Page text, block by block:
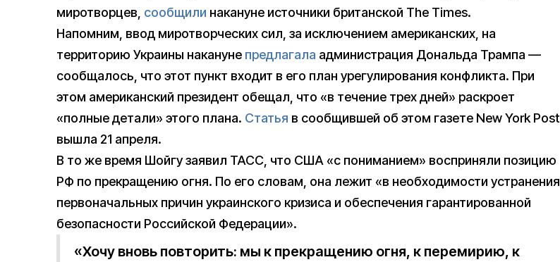
миротворцев, сообщили накануне источники британской The Times.
Напомним, ввод миротворческих сил, за исключением американских, на
территорию Украины накануне предлагала администрация Дональда Трампа —
сообщалось, что этот пункт входит в его план урегулирования конфликта. При
этом американский президент обещал, что «в течение трех дней» раскроет
«полные детали» этого плана. Статья в сообщившей об этом газете New York Post
вышла 21 апреля.
В то же время Шойгу заявил ТАСС, что США «с пониманием» восприняли позицию
РФ по прекращению огня. По его словам, она лежит «в необходимости устранения
первоначальных причин украинского кризиса и обеспечения гарантированной
безопасности Российской Федерации».
«Хочу вновь повторить: мы к прекращению огня, к перемирию, к